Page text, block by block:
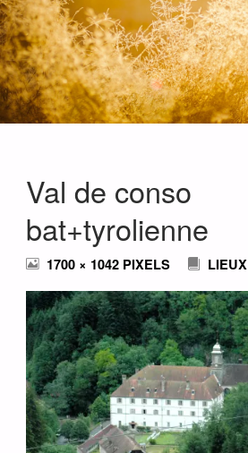
Val de conso
bat+tyrolienne
FULL1700 × 1042 PIXELS LIEUX